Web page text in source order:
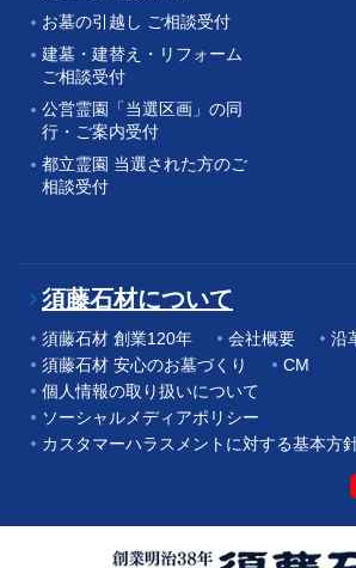
お墓の引越し ご相談受付
建墓・建替え・リフォーム
ご相談受付
公営霊園「当選区画」の同
行・ご案内受付
都立霊園 当選された方のご
相談受付
須藤石材について
須藤石材 創業120年 会社概要
沿
須藤石材 安心のお墓づくり
CM
個人情報の取り扱いについて
ソーシャルメディアポリシー
カスタマーハラスメントに対する基本方